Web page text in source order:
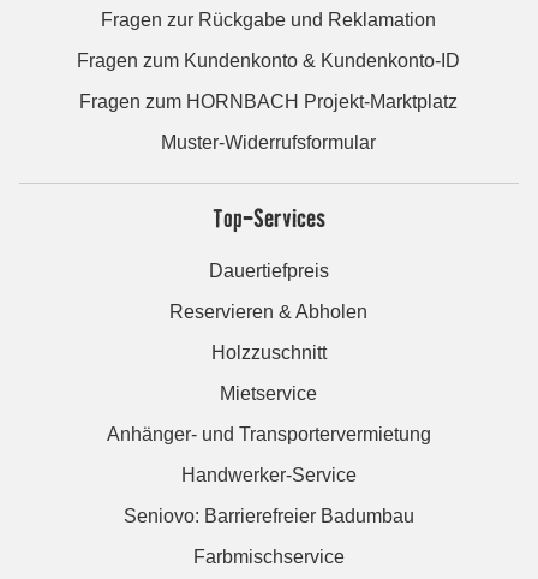
Fragen zur Rückgabe und Reklamation
Fragen zum Kundenkonto & Kundenkonto-ID
Fragen zum HORNBACH Projekt-Marktplatz
Muster-Widerrufsformular
Top-Services
Dauertiefpreis
Reservieren & Abholen
Holzzuschnitt
Mietservice
Anhänger- und Transportervermietung
Handwerker-Service
Seniovo: Barrierefreier Badumbau
Farbmischservice